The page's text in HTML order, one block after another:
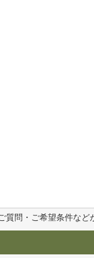
質問・ご希望条件な